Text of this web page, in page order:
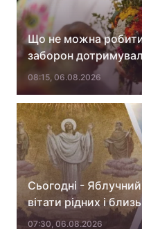
Архів
Контакти
Послуги
Що не можна
заборон
08:15, 06.08.2026
Сьогодні -
вітати рідних і
07:30, 06.08.2026